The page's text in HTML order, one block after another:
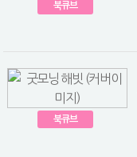
북큐브
북큐브